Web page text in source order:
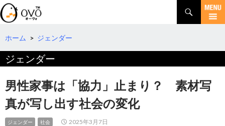
検
索
コ
テ
ツ
へ
動
ホーム > ジェンダー
ジェンダー
男性家事は「協力」止まり？ 素材写
真が写し出す社会の変化
ジェンダー 社会 2025年3月7日